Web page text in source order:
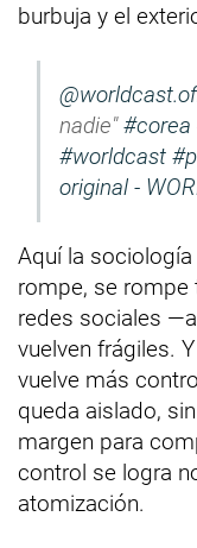
burbuja y el
nadie"#corea
#worldcast
original -
Aquí la
rompe, se rompe
redes sociales
vuelven frágiles.
vuelve más
queda aislado,
margen para
control se logra
atomización.